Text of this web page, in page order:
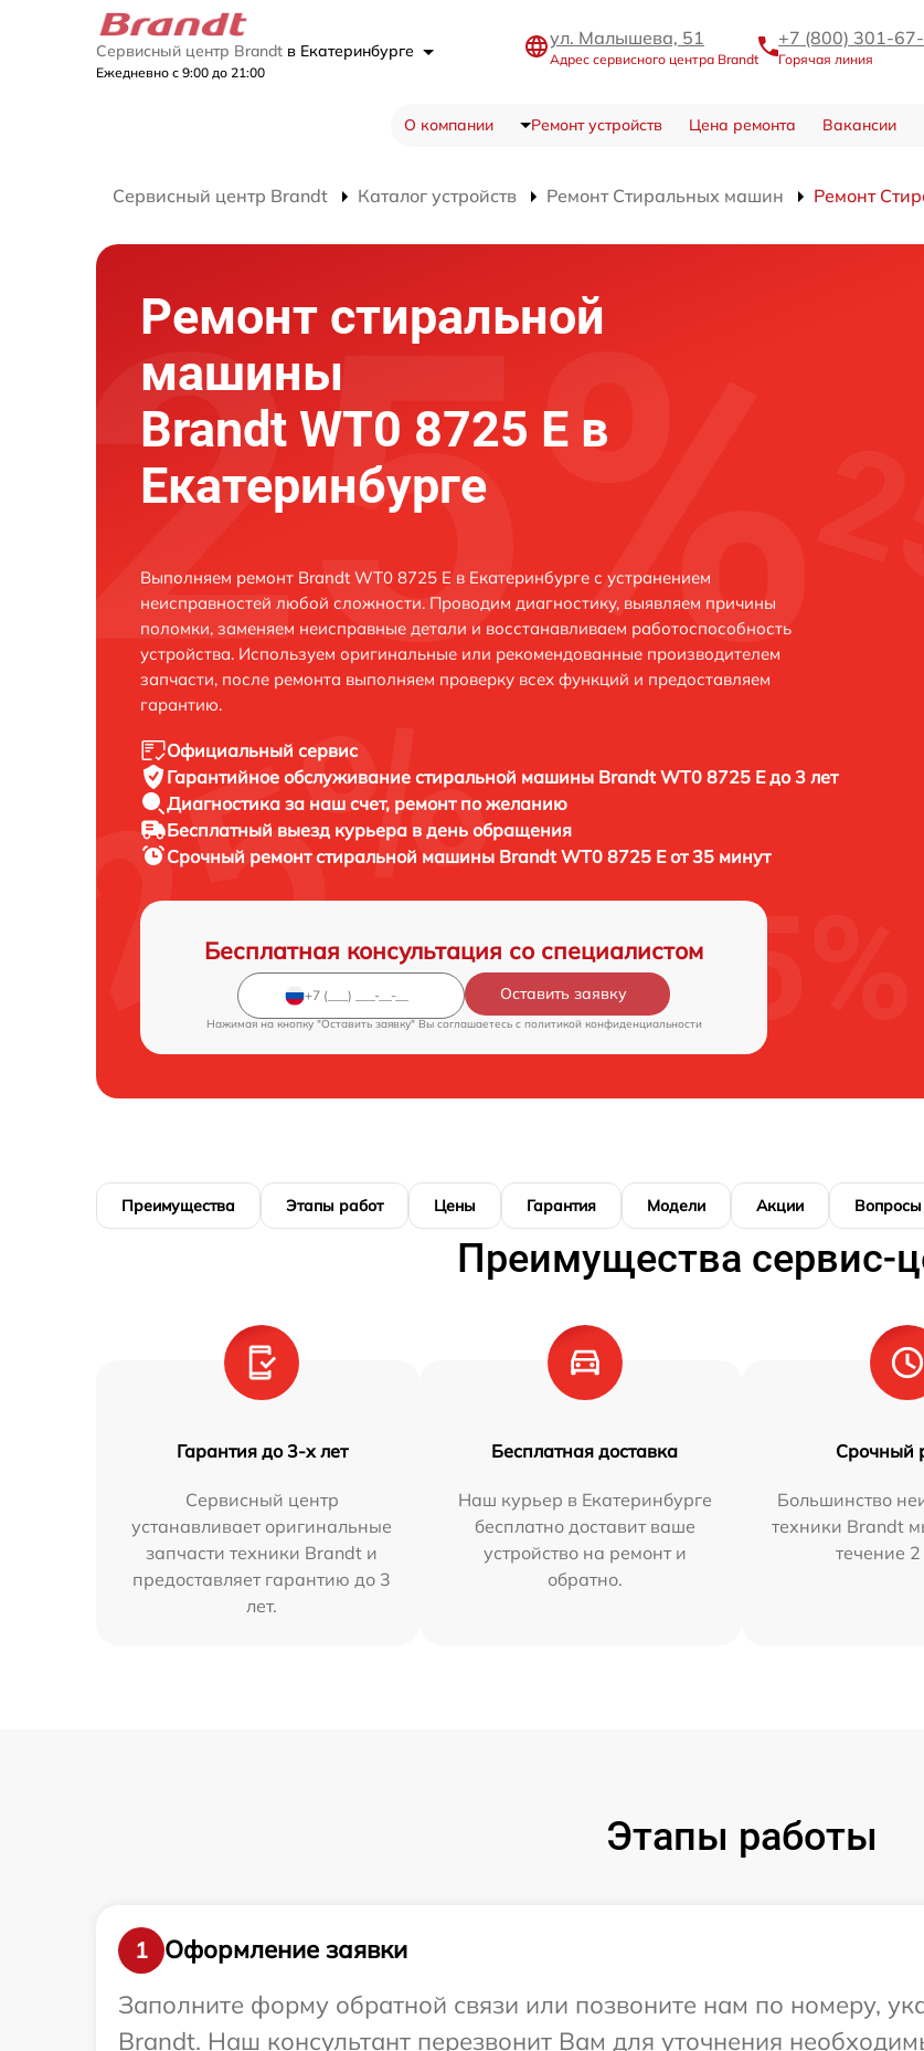
Сервисный центр Brandt в Екатеринбурге
Ежедневно с 9:00 до 21:00
ул. Малышева, 51
Адрес сервисного центра Brandt
+7 (800) 301-
Горячая линия
О компании Ремонт устройств Цена ремонта Вакансии
Сервисный центр Brandt Каталог устройств Ремонт Стиральных машин Ремонт
Ремонт стиральной
машины
Brandt WT0 8725 E в
Екатеринбурге
Выполняем ремонт Brandt WT0 8725 E в Екатеринбурге с устранением
неисправностей любой сложности. Проводим диагностику, выявляем причины
поломки, заменяем неисправные детали и восстанавливаем работоспособность
устройства. Используем оригинальные или рекомендованные производителем
запчасти, после ремонта выполняем проверку всех функций и предоставляем
гарантию.
Официальный сервис
Гарантийное обслуживание стиральной машины Brandt WT0 8725 E до 3 лет
Диагностика за наш счет, ремонт по желанию
Бесплатный выезд курьера в день обращения
Срочный ремонтстиральной машины Brandt WT0 8725 E от 35 минут
Бесплатная консультация со специалистом
Оставить заявку
Нажимая на кнопку "Оставить заявку" Вы соглашаетесь c политикой конфиденциальности
Преимущества Этапы работ Цены Гарантия Модели Акции Вопросы
Преимущества сервис-
Гарантия до 3-х лет
Сервисный центр
устанавливает оригинальные
запчасти техники Brandt и
предоставляет гарантию до 3
лет.
Бесплатная доставка
Наш курьер в Екатеринбурге
бесплатно доставит ваше
устройство на ремонт и
обратно.
Срочный
Большинство
техники Brandt
течение
Этапы работы
1
Оформление заявки
Заполните форму обратной связи или позвоните нам по номеру,
Brandt. Наш консультант перезвонит Вам для уточнения